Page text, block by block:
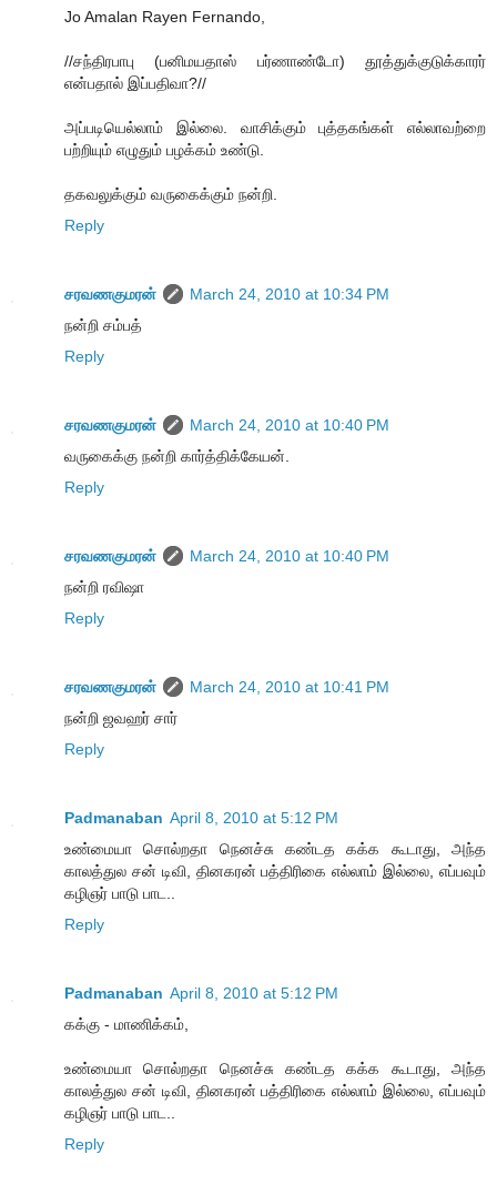
Jo Amalan Rayen Fernando,
//சந்திரபாபு (பனிமயதாஸ் பர்ணாண்டோ) தூத்துக்குடுக்காரர்
என்பதால் இப்பதிவா?//
அப்படியெல்லாம் இல்லை. வாசிக்கும் புத்தகங்கள் எல்லாவற்றை
பற்றியும் எழுதும் பழக்கம் உண்டு.
தகவலுக்கும் வருகைக்கும் நன்றி.
Reply
சரவணகுமரன்
March 24, 2010 at 10:34 PM
நன்றி சம்பத்
Reply
சரவணகுமரன்
March 24, 2010 at 10:40 PM
வருகைக்கு நன்றி கார்த்திக்கேயன்.
Reply
சரவணகுமரன்
March 24, 2010 at 10:40 PM
நன்றி ரவிஷா
Reply
சரவணகுமரன்
March 24, 2010 at 10:41 PM
நன்றி ஜவஹர் சார்
Reply
Padmanaban April 8, 2010 at 5:12 PM
உண்மையா சொல்றதா நெனச்சு கண்டத கக்க கூடாது, அந்த
காலத்துல சன் டிவி, தினகரன் பத்திரிகை எல்லாம் இல்லை, எப்பவும்
கழிஞர் பாடு பாட..
Reply
Padmanaban April 8, 2010 at 5:12 PM
கக்கு - மாணிக்கம்,
உண்மையா சொல்றதா நெனச்சு கண்டத கக்க கூடாது, அந்த
காலத்துல சன் டிவி, தினகரன் பத்திரிகை எல்லாம் இல்லை, எப்பவும்
கழிஞர் பாடு பாட..
Reply